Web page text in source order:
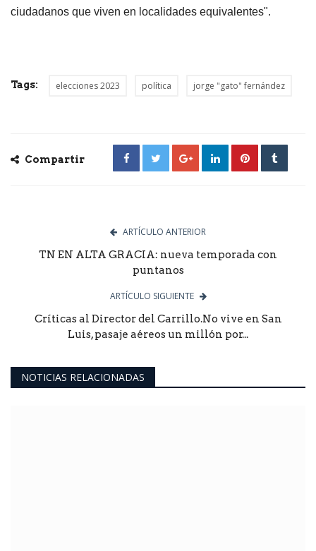
ciudadanos que viven en localidades equivalentes".
Tags: elecciones 2023 política jorge "gato" fernández
Compartir
ARTÍCULO ANTERIOR
TN EN ALTA GRACIA: nueva temporada con
puntanos
ARTÍCULO SIGUIENTE
Críticas al Director del Carrillo.No vive en San
Luis, pasaje aéreos un millón por...
NOTICIAS RELACIONADAS